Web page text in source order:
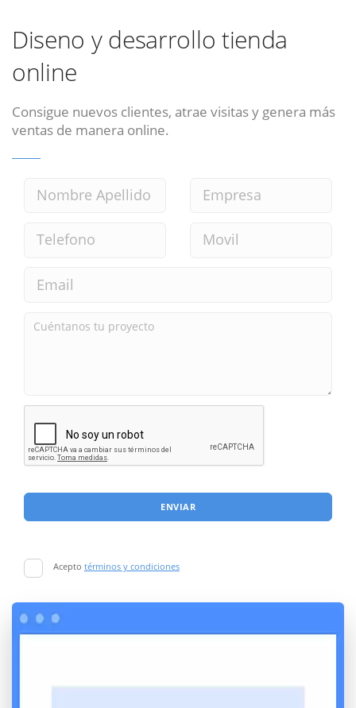
Diseno y desarrollo tienda
online
Consigue nuevos clientes, atrae visitas y genera más
ventas de manera online.
ENVIAR
Acepto términos y condiciones